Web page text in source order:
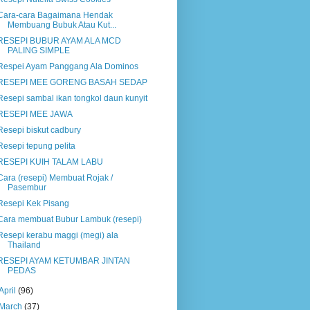
cara Bagaimana Hendak
Membuang Bubuk Atau Kut...
BUBUR AYAM ALA MCD
PALING SIMPLE
Ayam Panggang Ala Dominos
MEE GORENG BASAH SEDAP
sambal ikan tongkol daun kunyit
MEE JAWA
biskut cadbury
tepung pelita
KUIH TALAM LABU
(resepi) Membuat Rojak /
Pasembur
Kek Pisang
membuat Bubur Lambuk (resepi)
kerabu maggi (megi) ala
Thailand
AYAM KETUMBAR JINTAN
PEDAS
(96)
(37)